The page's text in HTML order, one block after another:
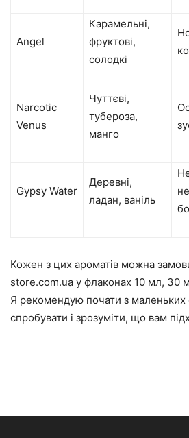
Angel
Карамельні,
фруктові,
солодкі
Narcotic
Venus
Чуттєві,
тубероза,
манго
Gypsy Water
Деревні,
ладан, ваніль
Кожен з цих ароматів можна
store.com.ua у флаконах 10 мл, 30
Я рекомендую почати з маленьких
спробувати і зрозуміти, що вам